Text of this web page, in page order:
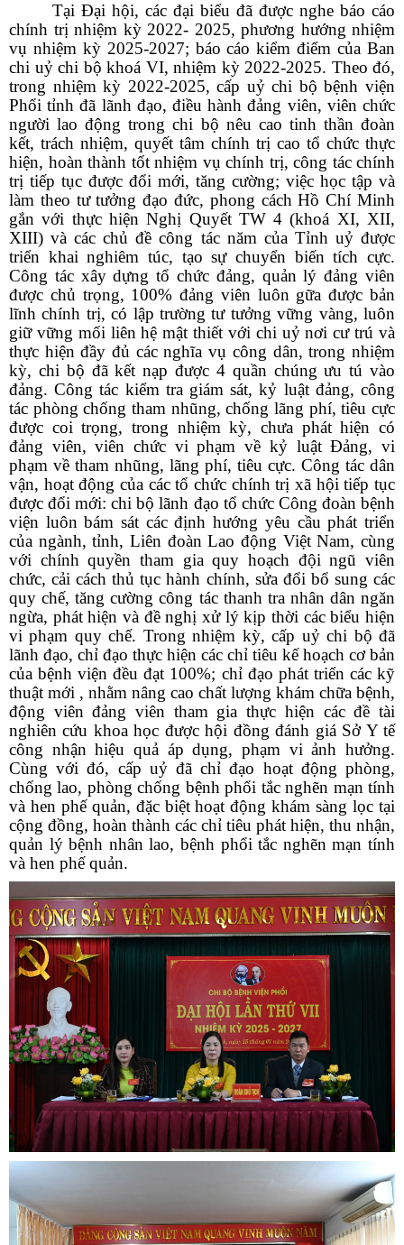
Tại Đại hội, các đại biểu đã được nghe báo cáo
chính trị nhiệm kỳ 2022- 2025, phương hướng nhiệm
vụ nhiệm kỳ 2025-2027; báo cáo kiểm điểm của Ban
chi uỷ chi bộ khoá VI, nhiệm kỳ 2022-2025. Theo đó,
trong nhiệm kỳ 2022-2025, cấp uỷ chi bộ bệnh viện
Phổi tỉnh đã lãnh đạo, điều hành đảng viên, viên chức
người lao động trong chi bộ nêu cao tinh thần đoàn
kết, trách nhiệm, quyết tâm chính trị cao tổ chức thực
hiện, hoàn thành tốt nhiệm vụ chính trị, công tác chính
trị tiếp tục được đổi mới, tăng cường; việc học tập và
làm theo tư tưởng đạo đức, phong cách Hồ Chí Minh
gắn với thực hiện Nghị Quyết TW 4 (khoá XI, XII,
XIII) và các chủ đề công tác năm của Tỉnh uỷ được
triển khai nghiêm túc, tạo sự chuyển biến tích cực.
Công tác xây dựng tổ chức đảng, quản lý đảng viên
được chủ trọng, 100% đảng viên luôn gữa được bản
lĩnh chính trị, có lập trường tư tưởng vững vàng, luôn
giữ vững mối liên hệ mật thiết với chi uỷ nơi cư trú và
thực hiện đầy đủ các nghĩa vụ công dân, trong nhiệm
kỳ, chi bộ đã kết nạp được 4 quần chúng ưu tú vào
đảng. Công tác kiểm tra giám sát, kỷ luật đảng, công
tác phòng chống tham nhũng, chống lãng phí, tiêu cực
được coi trọng, trong nhiệm kỳ, chưa phát hiện có
đảng viên, viên chức vi phạm về kỷ luật Đảng, vi
phạm về tham nhũng, lãng phí, tiêu cực. Công tác dân
vận, hoạt động của các tổ chức chính trị xã hội tiếp tục
được đổi mới: chi bộ lãnh đạo tổ chức Công đoàn bệnh
viện luôn bám sát các định hướng yêu cầu phát triển
của ngành, tỉnh, Liên đoàn Lao động Việt Nam, cùng
với chính quyền tham gia quy hoạch đội ngũ viên
chức, cải cách thủ tục hành chính, sửa đổi bổ sung các
quy chế, tăng cường công tác thanh tra nhân dân ngăn
ngừa, phát hiện và đề nghị xử lý kịp thời các biểu hiện
vi phạm quy chế. Trong nhiệm kỳ, cấp uỷ chi bộ đã
lãnh đạo, chỉ đạo thực hiện các chỉ tiêu kế hoạch cơ bản
của bệnh viện đều đạt 100%; chỉ đạo phát triển các kỹ
thuật mới , nhằm nâng cao chất lượng khám chữa bệnh,
động viên đảng viên tham gia thực hiện các đề tài
nghiên cứu khoa học được hội đồng đánh giá Sở Y tế
công nhận hiệu quả áp dụng, phạm vi ảnh hưởng.
Cùng với đó, cấp uỷ đã chỉ đạo hoạt động phòng,
chống lao, phòng chống bệnh phổi tắc nghẽn mạn tính
và hen phế quản, đặc biệt hoạt động khám sàng lọc tại
cộng đồng, hoàn thành các chỉ tiêu phát hiện, thu nhận,
quản lý bệnh nhân lao, bệnh phổi tắc nghẽn mạn tính
và hen phế quản.